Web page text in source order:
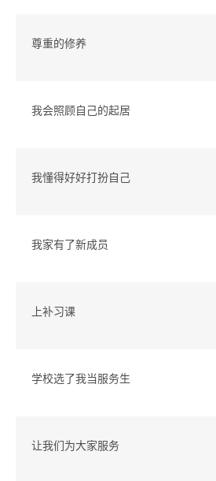
尊重的修养
我会照顾自己的起居
我懂得好好打扮自己
我家有了新成员
上补习课
学校选了我当服务生
让我们为大家服务